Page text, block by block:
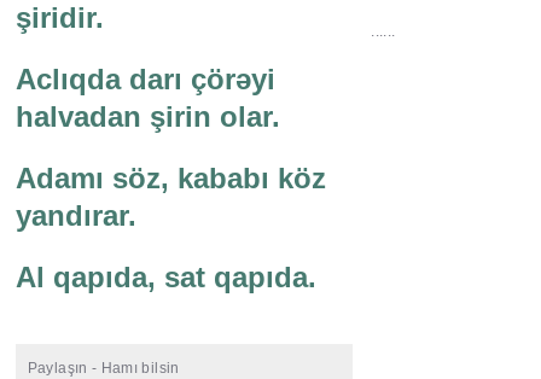
şiridir.
Aclıqda darı çörəyi
halvadan şirin olar.
Adamı söz, kababı köz
yandırar.
Al qapıda, sat qapıda.
Paylaşın - Hamı bilsin